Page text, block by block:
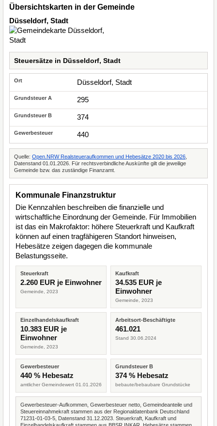
Übersichtskarten in der Gemeinde
Düsseldorf, Stadt
Steuersätze in Düsseldorf, Stadt
Düsseldorf, Stadt
295
374
440
Quelle: Open.NRW Realsteueraufkommen und Hebesätze 2020 bis 2026
Datenstand 01.01.2026. Für rechtsverbindliche Auskünfte gilt die jeweilige
Gemeinde bzw. das zuständige Finanzamt.
Kommunale Finanzstruktur
Die Kennzahlen beschreiben die finanzielle und
wirtschaftliche Einordnung der Gemeinde. Für Immobilien
ist das ein Makrofaktor: höhere Steuerkraft und Kaufkraft
können auf einen tragfähigeren Standort hinweisen,
Hebesätze zeigen dagegen die kommunale
Belastungsseite.
Steuerkraft
2.260 EUR je Einwohner
Gemeinde, 2023
Kaufkraft
34.535 EUR je
Einwohner
Gemeinde, 2023
Einzelhandelskaufkraft
10.383 EUR je
Einwohner
Gemeinde, 2023
Arbeitsort-Beschäftigte
461.021
Stand 30.06.2024
Gewerbesteuer
440 % Hebesatz
amtlicher Gemeindewert 01.01.2026
Grundsteuer B
374 % Hebesatz
bebaute/bebaubare Grundstücke
Gewerbesteuer-Aufkommen, Gewerbesteuer netto, Gemeindeanteile und
Steuereinnahmekraft stammen aus der Regionaldatenbank Deutschland
71231-01-03-5, Datenstand 31.12.2023. Steuerkraft, Kaufkraft und